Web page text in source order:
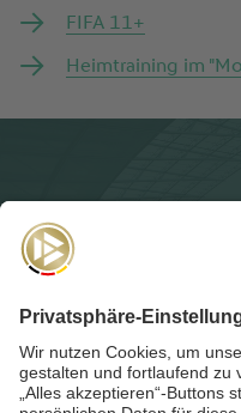
FIFA 11+
Heimtraining im
Für dieAkademie-Post